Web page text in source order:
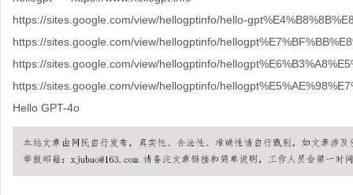
https://sites.google.com/view/hellogptinfo/hello-
https://sites.google.com/view/hellogptinfo/
https://sites.google.com/view/hellogptinfo/
https://sites.google.com/view/hellogptinfo/
Hello GPT-4o